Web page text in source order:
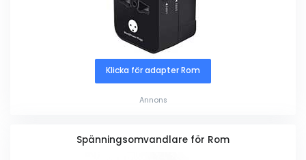
Klicka för adapter Rom
Annons
Spänningsomvandlare för Rom